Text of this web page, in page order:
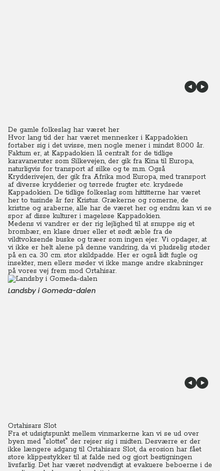
De gamle folkeslag har været her
Hvor lang tid der har været mennesker i Kappadokien
fortaber sig i det uvisse, men nogle mener i mindst 8.000 år.
Faktum er, at Kappadokien lå centralt for de tidlige
karavaneruter som Silkevejen, der gik fra Kina til Europa,
naturligvis for transport af silke og te m.m. Også
Krydderivejen, der gik fra Afrika mod Europa, med transport
af diverse krydderier og tørrede frugter etc. krydsede
Kappadokien. De tidlige folkeslag som hittitterne har været
her to tusinde år før Kristus. Grækerne og romerne, de
kristne og araberne, alle har de været her og endnu kan vi se
spor af disse kulturer i mageløse Kappadokien.
Medens vi vandrer er der rig lejlighed til at snuppe sig et
brombær, en klase druer eller et sødt æble fra de
vildtvoksende buske og træer som ingen ejer. Vi opdager, at
vi ikke er helt alene på denne vandring, da vi pludselig støder
på en ca. 30 cm. stor skildpadde. Her er også lidt fugle og
insekter, men ellers møder vi ikke mange andre skabninger
på vores vej frem mod Ortahisar.
Landsby i Gomeda-dalen
Ortahisars Slot
Fra et udsigtspunkt mellem vinmarkerne kan vi se ud over
byen med "slottet" der rejser sig i midten. Desværre er der
ikke længere adgang til Ortahisars Slot, da erosion har fået
store klippestykker til at falde ned og gjort bestigningen
livsfarlig. Det har været nødvendigt at evakuere beboerne i de